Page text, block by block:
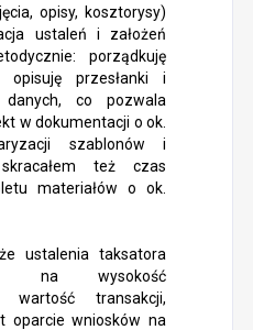
opisy, kosztorysy)
ustaleń i założeń
porządkuję
opisuję przesłanki i
danych, co pozwala
w dokumentacji o ok.
szablonów i
też czas
materiałów o ok.
ustalenia taksatora
na wysokość
wartość transakcji,
oparcie wniosków na